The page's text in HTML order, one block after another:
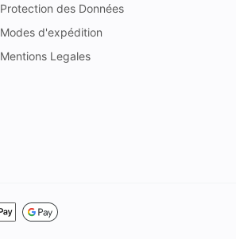
Protection des Données
Modes d'expédition
Mentions Legales